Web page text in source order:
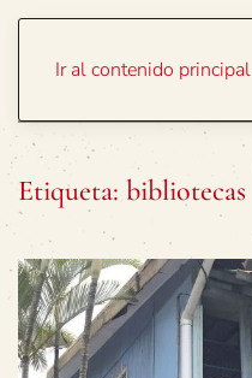
Ir al contenido principal
Etiqueta: bibliotecas